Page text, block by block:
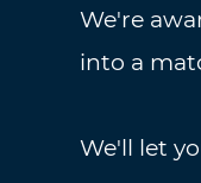
We're
into a
We'll let